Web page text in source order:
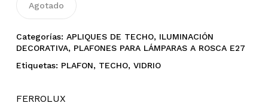
Go To Shop
Agotado
Categorías: APLIQUES DE TECHO, ILUMINACIÓN
DECORATIVA, PLAFONES PARA LÁMPARAS A ROSCA E27
Etiquetas: PLAFON, TECHO, VIDRIO
FERROLUX